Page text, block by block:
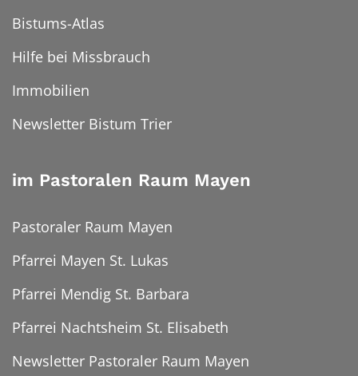
Bistums-Atlas
Hilfe bei Missbrauch
Immobilien
Newsletter Bistum Trier
im Pastoralen Raum Mayen
Pastoraler Raum Mayen
Pfarrei Mayen St. Lukas
Pfarrei Mendig St. Barbara
Pfarrei Nachtsheim St. Elisabeth
Newsletter Pastoraler Raum Mayen